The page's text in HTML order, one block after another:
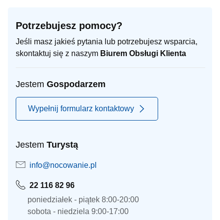
Potrzebujesz pomocy?
Jeśli masz jakieś pytania lub potrzebujesz wsparcia,
skontaktuj się z naszym Biurem Obsługi Klienta
Jestem Gospodarzem
Wypełnij formularz kontaktowy
Jestem Turystą
info@nocowanie.pl
22 116 82 96
poniedziałek - piątek 8:00-20:00
sobota - niedziela 9:00-17:00